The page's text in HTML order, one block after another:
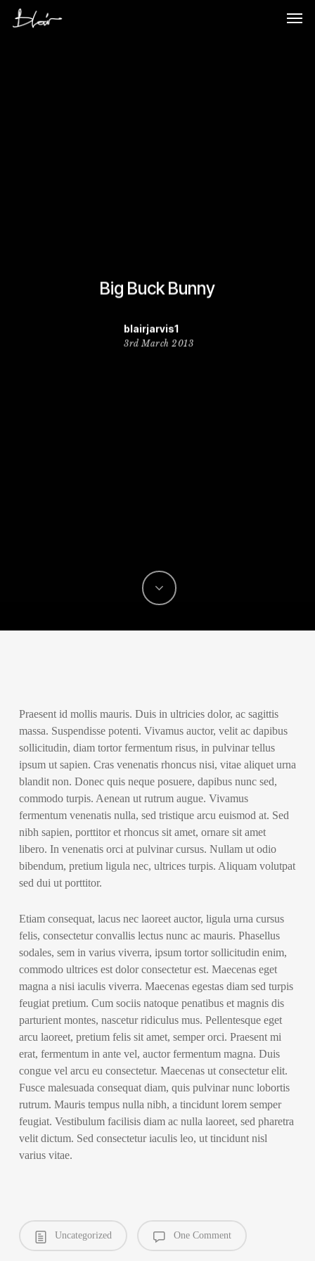
Skip
Menu
Big Buck Bunny
blairjarvis1
3rd March 2013
Praesent id mollis mauris. Duis in ultricies dolor, ac sagittis
massa. Suspendisse potenti. Vivamus auctor, velit ac dapibus
sollicitudin, diam tortor fermentum risus, in pulvinar tellus
ipsum ut sapien. Cras venenatis rhoncus nisi, vitae aliquet urna
blandit non. Donec quis neque posuere, dapibus nunc sed,
commodo turpis. Aenean ut rutrum augue. Vivamus
fermentum venenatis nulla, sed tristique arcu euismod at. Sed
nibh sapien, porttitor et rhoncus sit amet, ornare sit amet
libero. In venenatis orci at pulvinar cursus. Nullam ut odio
bibendum, pretium ligula nec, ultrices turpis. Aliquam volutpat
sed dui ut porttitor.
Etiam consequat, lacus nec laoreet auctor, ligula urna cursus
felis, consectetur convallis lectus nunc ac mauris. Phasellus
sodales, sem in varius viverra, ipsum tortor sollicitudin enim,
commodo ultrices est dolor consectetur est. Maecenas eget
magna a nisi iaculis viverra. Maecenas egestas diam sed turpis
feugiat pretium. Cum sociis natoque penatibus et magnis dis
parturient montes, nascetur ridiculus mus. Pellentesque eget
arcu laoreet, pretium felis sit amet, semper orci. Praesent mi
erat, fermentum in ante vel, auctor fermentum magna. Duis
congue vel arcu eu consectetur. Maecenas ut consectetur elit.
Fusce malesuada consequat diam, quis pulvinar nunc lobortis
rutrum. Mauris tempus nulla nibh, a tincidunt lorem semper
feugiat. Vestibulum facilisis diam ac nulla laoreet, sed pharetra
velit dictum. Sed consectetur iaculis leo, ut tincidunt nisl
varius vitae.
Uncategorized One Comment